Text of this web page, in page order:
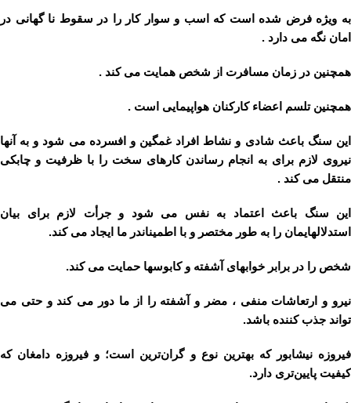
به ویژه فرض شده است که اسب و سوار کار را در سقوط نا گهانی در
امان نگه می دارد .
همچنین در زمان مسافرت از شخص همایت می کند .
همچنین تلسم اعضاء کارکنان هواپیمایی است .
این سنگ باعث شادی و نشاط افراد غمگین و افسرده می شود و به آنها
نیروی لازم برای به انجام رساندن کارهای سخت را با ظرفیت و چابکی
منتقل می کند .
این سنگ باعث اعتماد به نفس می شود و جرأت لازم برای بیان
استدلالهایمان را به طور مختصر و با اطمیناندر ما ایجاد می کند.
شخص را در برابر خوابهای آشفته و کابوسها حمایت می کند.
نیرو و ارتعاشات منفی ، مضر و آشفته را از ما دور می کند و حتی می
تواند جذب کننده باشد.
فیروزه‌ نیشابور که‌ بهترین‌ نوع‌ و گران‌ترین‌ است؛ و فیروزه‌ دامغان‌ که‌
کیفیت‌ پایین‌تری‌ دارد.